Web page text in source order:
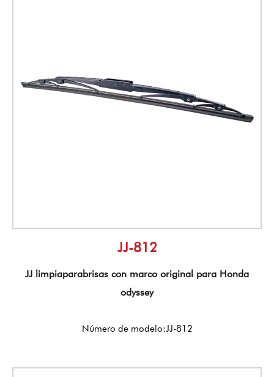
JJ-812
JJ limpiaparabrisas con marco original para Honda
odyssey
Número de modelo:JJ-812